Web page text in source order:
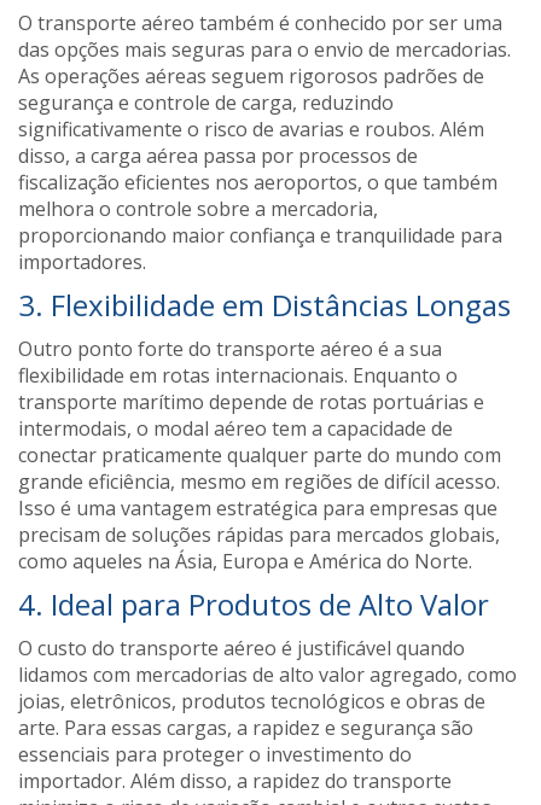
O transporte aéreo também é conhecido por ser uma
das opções mais seguras para o envio de mercadorias.
As operações aéreas seguem rigorosos padrões de
segurança e controle de carga, reduzindo
significativamente o risco de avarias e roubos. Além
disso, a carga aérea passa por processos de
fiscalização eficientes nos aeroportos, o que também
melhora o controle sobre a mercadoria,
proporcionando maior confiança e tranquilidade para
importadores​.
3. Flexibilidade em Distâncias Longas
Outro ponto forte do transporte aéreo é a sua
flexibilidade em rotas internacionais. Enquanto o
transporte marítimo depende de rotas portuárias e
intermodais, o modal aéreo tem a capacidade de
conectar praticamente qualquer parte do mundo com
grande eficiência, mesmo em regiões de difícil acesso.
Isso é uma vantagem estratégica para empresas que
precisam de soluções rápidas para mercados globais,
como aqueles na Ásia, Europa e América do Norte.
4. Ideal para Produtos de Alto Valor
O custo do transporte aéreo é justificável quando
lidamos com mercadorias de alto valor agregado, como
joias, eletrônicos, produtos tecnológicos e obras de
arte. Para essas cargas, a rapidez e segurança são
essenciais para proteger o investimento do
importador. Além disso, a rapidez do transporte